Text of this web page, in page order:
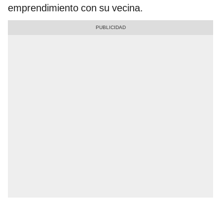
emprendimiento con su vecina.